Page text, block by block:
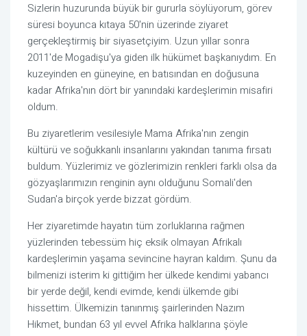
Sizlerin huzurunda büyük bir gururla söylüyorum, görev
süresi boyunca kıtaya 50'nin üzerinde ziyaret
gerçekleştirmiş bir siyasetçiyim. Uzun yıllar sonra
2011'de Mogadişu'ya giden ilk hükümet başkanıydım. En
kuzeyinden en güneyine, en batısından en doğusuna
kadar Afrika'nın dört bir yanındaki kardeşlerimin misafiri
oldum.
Bu ziyaretlerim vesilesiyle Mama Afrika'nın zengin
kültürü ve soğukkanlı insanlarını yakından tanıma fırsatı
buldum. Yüzlerimiz ve gözlerimizin renkleri farklı olsa da
gözyaşlarımızın renginin aynı olduğunu Somali'den
Sudan'a birçok yerde bizzat gördüm.
Her ziyaretimde hayatın tüm zorluklarına rağmen
yüzlerinden tebessüm hiç eksik olmayan Afrikalı
kardeşlerimin yaşama sevincine hayran kaldım. Şunu da
bilmenizi isterim ki gittiğim her ülkede kendimi yabancı
bir yerde değil, kendi evimde, kendi ülkemde gibi
hissettim. Ülkemizin tanınmış şairlerinden Nazım
Hikmet, bundan 63 yıl evvel Afrika halklarına şöyle